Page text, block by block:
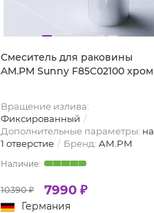
Смеситель для раковины
AM.PM Sunny F85C02100 хром
Вращение излива:
Фиксированный
Дополнительные параметры: на
1 отверстие
Бренд: AM.PM
10390 ₽ 7990 ₽
Германия